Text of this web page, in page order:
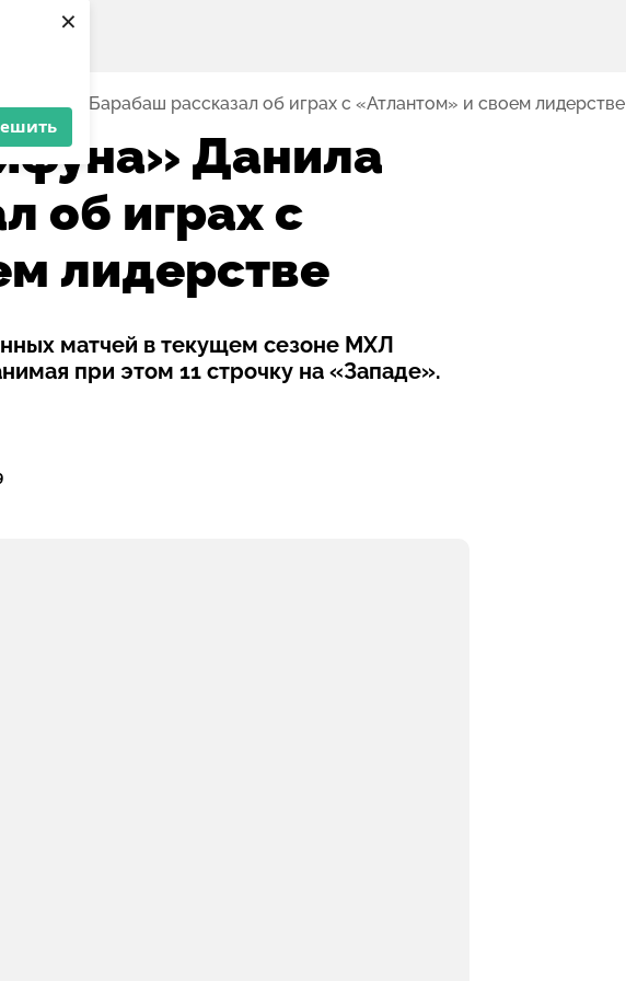
×
Данила Барабаш рассказал об играх с «Атлантом» и своем лидерстве
Данила
об играх с
лидерстве
матчей в текущем сезоне МХЛ
при этом 11 строчку на «Западе».